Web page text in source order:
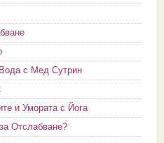
с Мед Сутрин
и Умората с Йога
Отслабване?